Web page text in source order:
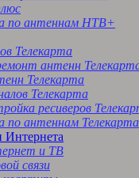
по антеннам НТВ+
Телекарта
антенн
Телекарта
Телекарта
ресиверов
по антеннам Телекарта
Интернета
и ТВ
связи